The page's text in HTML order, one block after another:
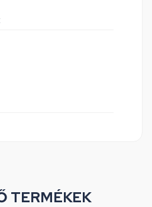
TERMÉKEK